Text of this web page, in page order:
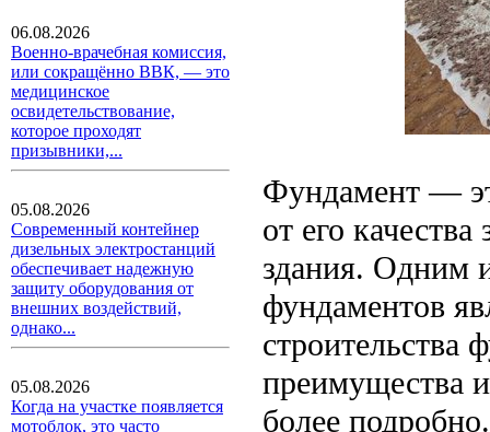
06.08.2026
Военно-врачебная комиссия,
или сокращённо ВВК, — это
медицинское
освидетельствование,
которое проходят
призывники,...
05.08.2026
Современный контейнер
дизельных электростанций
обеспечивает надежную
защиту оборудования от
внешних воздействий,
однако...
05.08.2026
Когда на участке появляется
мотоблок, это часто
Фундамент —
от его
здания. Одним
фундаментов
строительства
преимущества
более подробно.